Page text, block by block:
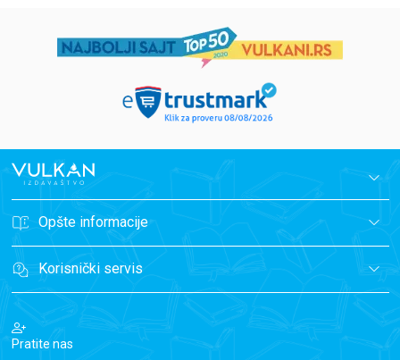
Opšte informacije
Korisnički servis
Pratite nas